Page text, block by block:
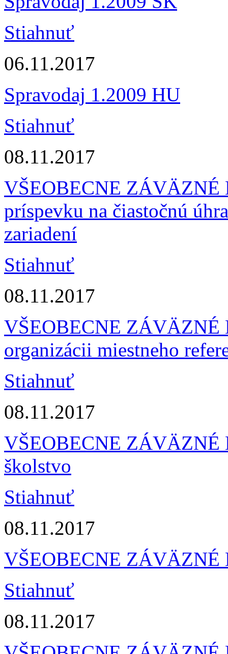
Stiahnuť
06.11.2017
Spravodaj 1.2009 HU
Stiahnuť
08.11.2017
VŠEOBECNE ZÁVÄZNÉ
príspevku na čiastočnú
zariadení
Stiahnuť
08.11.2017
VŠEOBECNE ZÁVÄZNÉ
organizácii miestneho
Stiahnuť
08.11.2017
VŠEOBECNE ZÁVÄZNÉ
školstvo
Stiahnuť
08.11.2017
VŠEOBECNE
Stiahnuť
08.11.2017